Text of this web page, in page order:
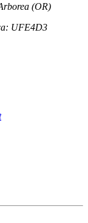
(OR)
UFE4D3